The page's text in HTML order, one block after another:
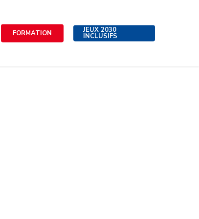
FORMATION JEUX 2030
INCLUSIFS